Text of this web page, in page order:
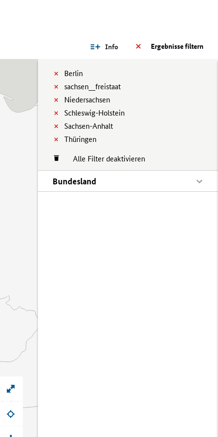
Ergebnisse filtern
Info
Berlin
sachsen__freistaat
Niedersachsen
Schleswig-Holstein
Sachsen-Anhalt
Thüringen
Alle Filter deaktivieren
Bundesland